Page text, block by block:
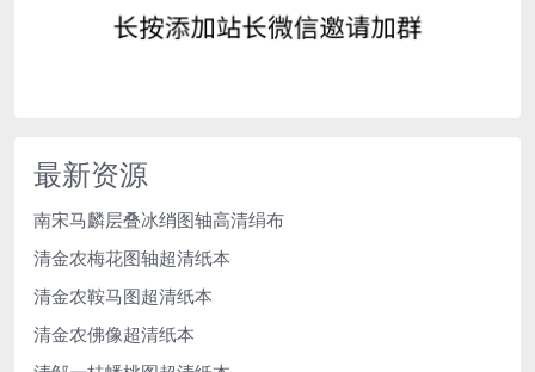
最新资源
南宋马麟层叠冰绡图轴高清绢布
清金农梅花图轴超清纸本
清金农鞍马图超清纸本
清金农佛像超清纸本